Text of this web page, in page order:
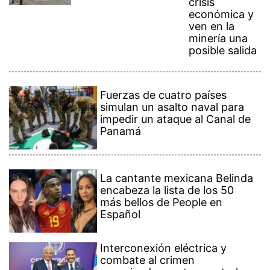
económica y
ven en la
minería una
posible salida
Fuerzas de cuatro países
simulan un asalto naval para
impedir un ataque al Canal de
Panamá
La cantante mexicana Belinda
encabeza la lista de los 50
más bellos de People en
Español
Interconexión eléctrica y
combate al crimen